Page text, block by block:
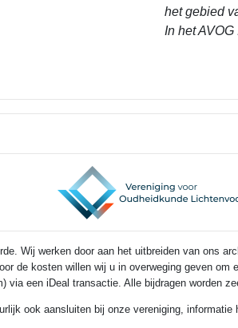
het gebied
In het AVOG
Wij werken door aan het uitbreiden van ons
de kosten willen wij u in overweging geven om
een iDeal transactie. Alle bijdragen worden
ook aansluiten bij onze vereniging, informatie